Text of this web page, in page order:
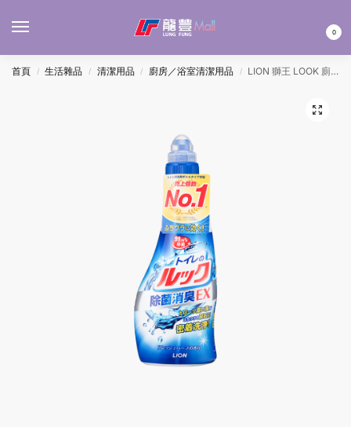
0
首頁 / 生活雜品 / 清潔用品 / 廚房／浴室清潔用品 / LION 獅王 LOOK 廁所除菌消臭潔廁劑 450ML